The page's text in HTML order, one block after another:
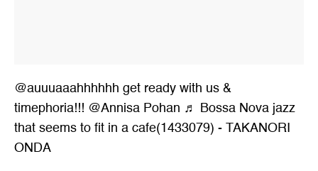
@auuuaaahhhhhh get ready with us &
timephoria!!! @Annisa Pohan ♬ Bossa Nova jazz
that seems to fit in a cafe(1433079) - TAKANORI
ONDA